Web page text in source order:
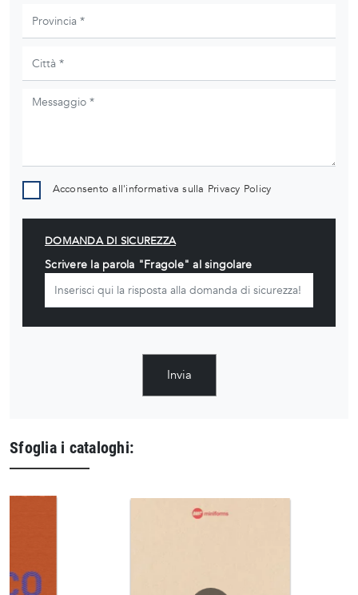
Acconsento all'informativa sulla Privacy Policy
DOMANDA DI SICUREZZA
Scrivere la parola "Fragole" al singolare
Invia
Sfoglia i cataloghi: